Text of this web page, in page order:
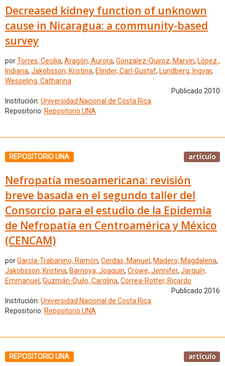
Decreased kidney function of unknown
cause in Nicaragua: a community-based
survey
porTorres, Cecilia, Aragón, Aurora, Gonzalez-Quiroz, Marvin, López ,
Indiana, Jakobsson, Kristina, Elinder, Carl-Gustaf, Lundberg, Ingvar,
Wesseling, Catharina
Publicado 2010
Institución: Universidad Nacional de Costa Rica
Repositorio: Repositorio UNA
REPOSITORIO UNA artículo
Nefropatía mesoamericana: revisión
breve basada en el segundo taller del
Consorcio para el estudio de la Epidemia
de Nefropatía en Centroamérica y México
(CENCAM)
porGarcía-Trabanino, Ramón, Cerdas, Manuel , Madero, Magdalena,
Jakobsson, Kristina, Barnoya, Joaquin, Crowe, Jennifer, Jarquín,
Emmanuel , Guzmán-Quilo, Carolina, Correa-Rotter, Ricardo
Publicado 2016
Institución: Universidad Nacional de Costa Rica
Repositorio: Repositorio UNA
REPOSITORIO UNA artículo